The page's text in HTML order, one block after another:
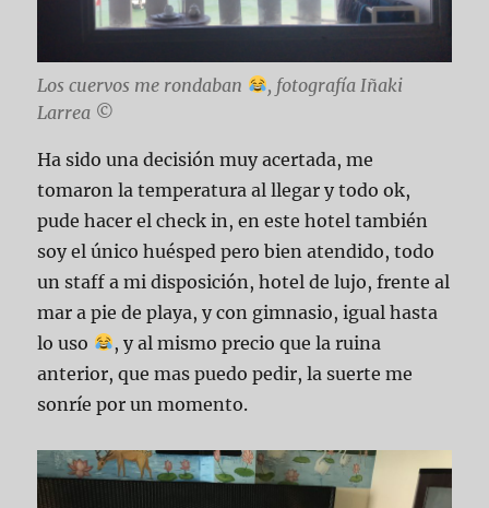
Los cuervos me rondaban
, fotografía Iñaki
Larrea ©
Ha sido una decisión muy acertada, me
tomaron la temperatura al llegar y todo ok,
pude hacer el check in, en este hotel también
soy el único huésped pero bien atendido, todo
un staff a mi disposición, hotel de lujo, frente al
mar a pie de playa, y con gimnasio, igual hasta
lo uso
, y al mismo precio que la ruina
anterior, que mas puedo pedir, la suerte me
sonríe por un momento.